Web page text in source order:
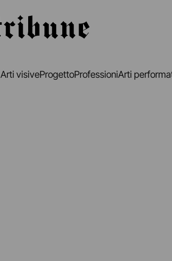
Arti visiveProgettoProfessioniArti